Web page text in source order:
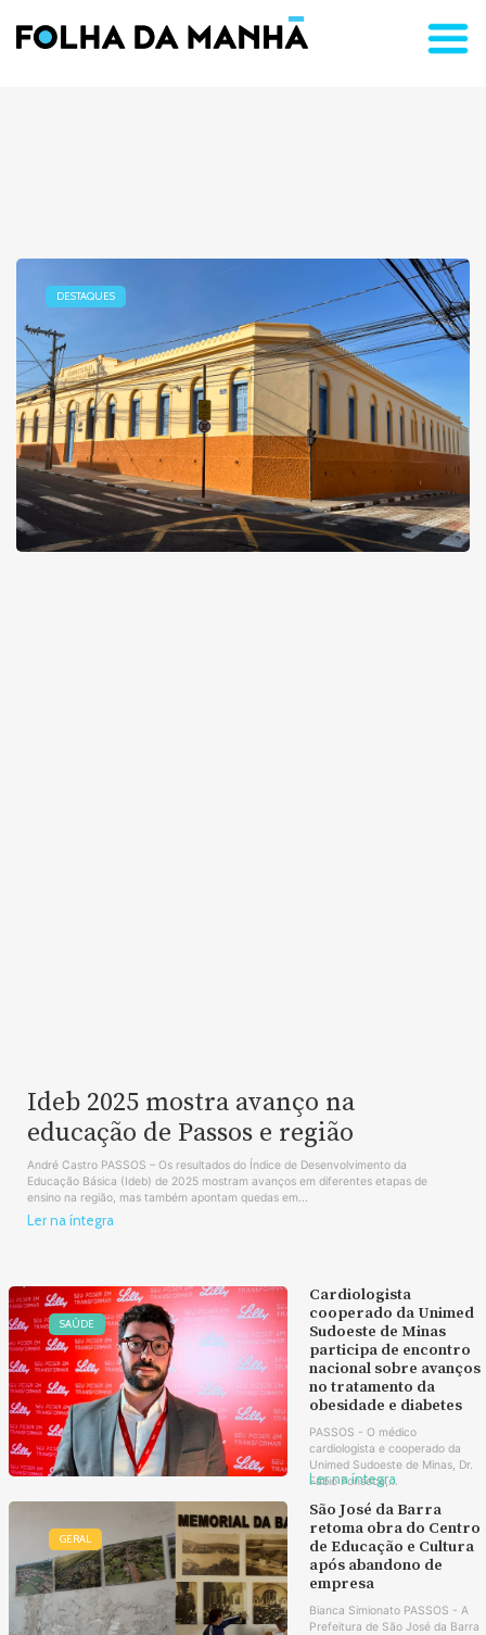
DESTAQUES
Ideb 2025 mostra avanço na
educação de Passos e região
André Castro PASSOS – Os resultados do Índice de Desenvolvimento da
Educação Básica (Ideb) de 2025 mostram avanços em diferentes etapas de
ensino na região, mas também apontam quedas em...
Ler na íntegra
SAÚDE
Cardiologista
cooperado da Unimed
Sudoeste de Minas
participa de encontro
nacional sobre avanços
no tratamento da
obesidade e diabetes
PASSOS - O médico
cardiologista e cooperado da
Unimed Sudoeste de Minas, Dr.
Fábio Fonseca,...
Ler na íntegra
GERAL
São José da Barra
retoma obra do Centro
de Educação e Cultura
após abandono de
empresa
Bianca Simionato PASSOS - A
Prefeitura de São José da Barra